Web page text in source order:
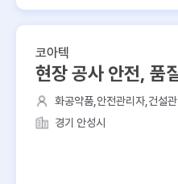
코아텍
현장 공사 안전, 품
화공약품,안전관리자,건설
경기 안성시